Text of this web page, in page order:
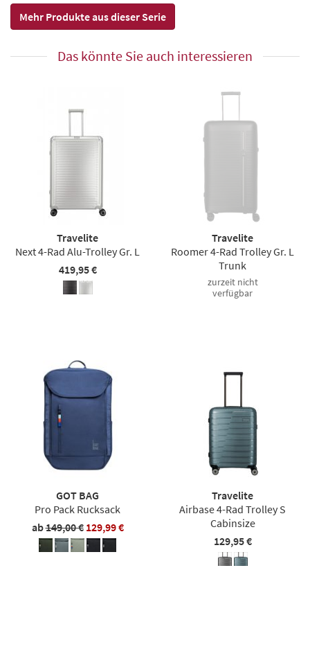
Mehr Produkte aus dieser Serie
Das könnte Sie auch interessieren
Travelite
Next 4-Rad Alu-Trolley Gr. L
419,95 €
Travelite
Roomer 4-Rad Trolley Gr. L
Trunk
zurzeit nicht
verfügbar
GOT BAG
Pro Pack Rucksack
ab149,00 € 129,99 €
Travelite
Airbase 4-Rad Trolley S
Cabinsize
129,95 €